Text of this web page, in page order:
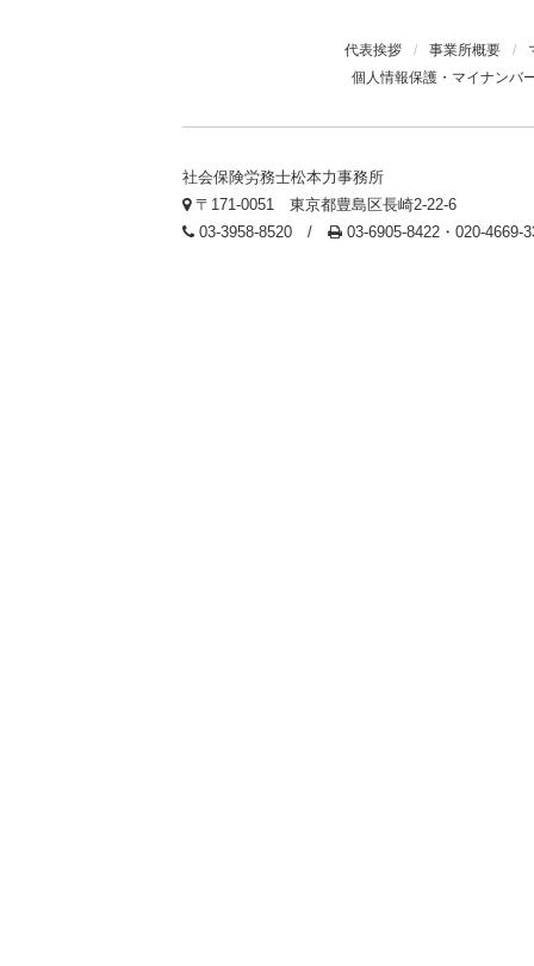
代表挨拶 / 事業所概要 /
個人情報保護・マイナンバ
社会保険労務士松本力事務所
〒171-0051 東京都豊島区長崎2-22-6
03-3958-8520 /
03-6905-8422・020-4669-